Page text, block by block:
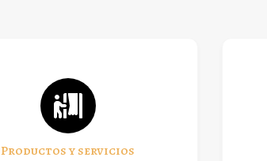
Productos y servicios